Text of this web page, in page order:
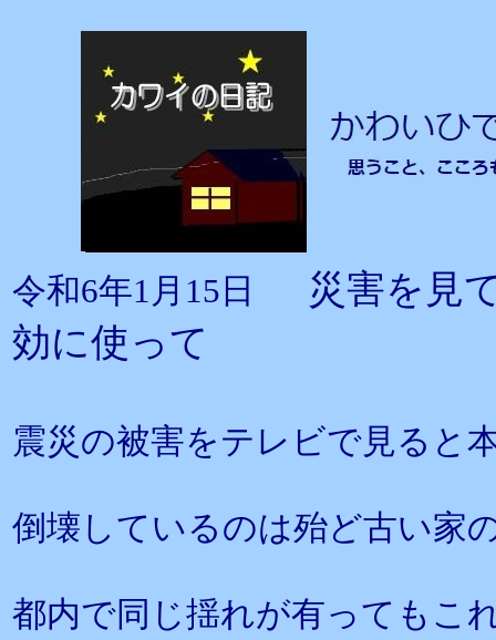
令和6年1月15日
災害を見
効に使って
震災の被害をテレビで見ると
倒壊しているのは殆ど古い家
都内で同じ揺れが有ってもこ